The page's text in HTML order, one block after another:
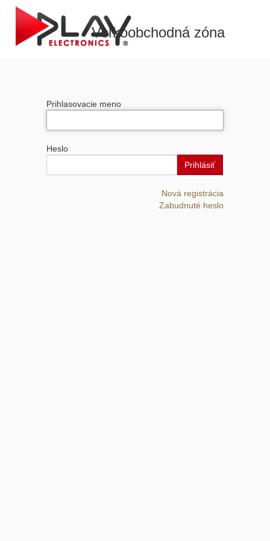
Veľkoobchodná zóna
Prihlasovacie meno
Heslo
Prihlásiť
Nová registrácia
Zabudnuté heslo